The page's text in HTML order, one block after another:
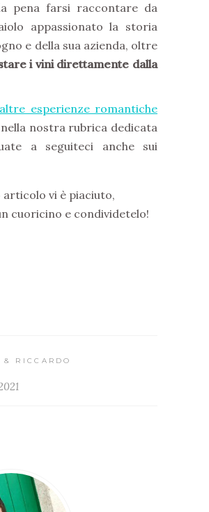
pena farsi raccontare da
appassionato la storia
e della sua azienda, oltre
i vini direttamente dalla
altre esperienze romantiche
nostra rubrica dedicata
a seguiteci anche sui
articolo vi è piaciuto,
cuoricino e condividetelo!
RICCARDO